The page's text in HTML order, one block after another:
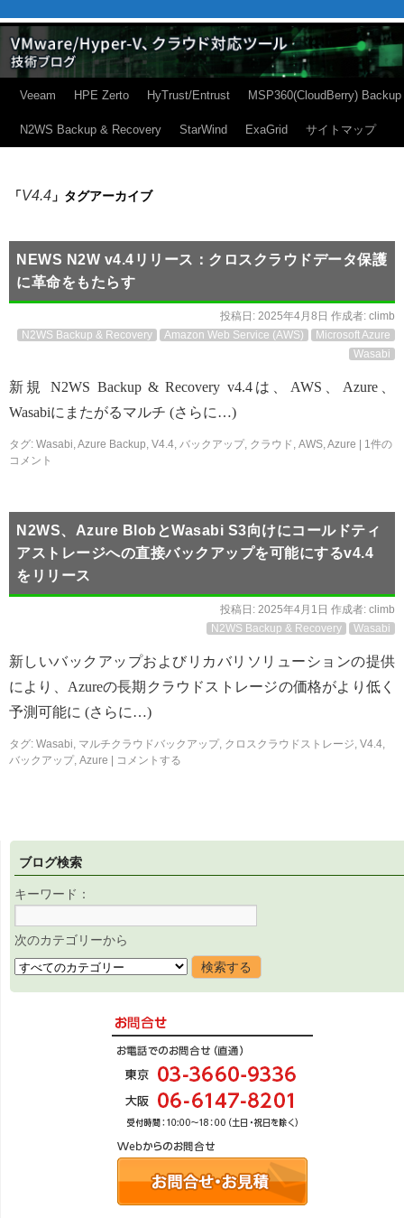
Veeam HPE Zerto HyTrust/Entrust MSP360(CloudBerry) Backup
N2WS Backup & Recovery StarWind ExaGrid サイトマップ
「V4.4 」タグアーカイブ
NEWS N2W v4.4リリース：クロスクラウドデータ保護
に革命をもたらす
投稿日: 2025年4月8日 作成者: climb
N2WS Backup & Recovery
Amazon Web Service (AWS)
Microsoft Azure
Wasabi
新規 N2WS Backup & Recovery v4.4は、AWS、Azure、
Wasabiにまたがるマルチ (さらに…)
タグ: Wasabi,Azure Backup, V4.4, バックアップ, クラウド, AWS,Azure
1件の
コメント
N2WS、Azure BlobとWasabi S3向けにコールドティ
アストレージへの直接バックアップを可能にするv4.4
をリリース
投稿日: 2025年4月1日 作成者: climb
N2WS Backup & Recovery
Wasabi
新しいバックアップおよびリカバリソリューションの提供
により、Azureの長期クラウドストレージの価格がより低く
予測可能に (さらに…)
タグ: Wasabi, マルチクラウドバックアップ, クロスクラウドストレージ, V4.4,
バックアップ, Azure コメントする
ブログ検索
キーワード：
次のカテゴリーから